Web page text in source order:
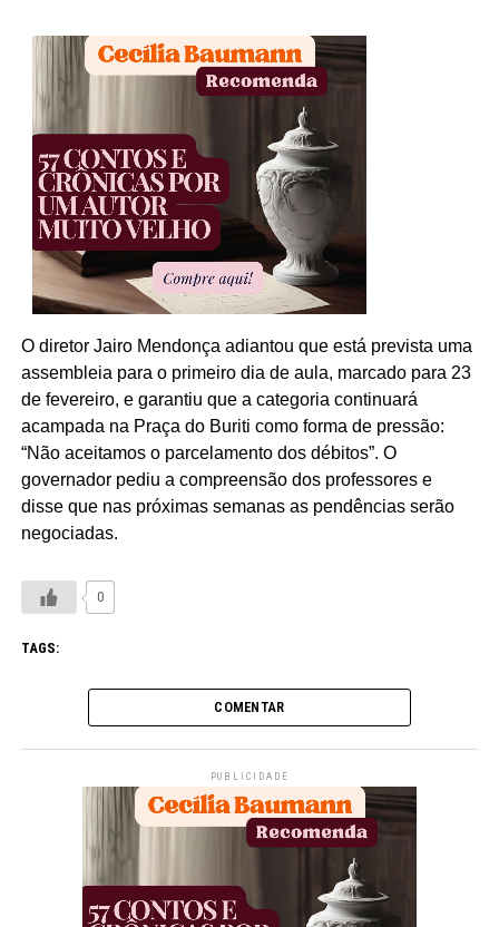
O diretor Jairo Mendonça adiantou que está prevista uma
assembleia para o primeiro dia de aula, marcado para 23
de fevereiro, e garantiu que a categoria continuará
acampada na Praça do Buriti como forma de pressão:
“Não aceitamos o parcelamento dos débitos”. O
governador pediu a compreensão dos professores e
disse que nas próximas semanas as pendências serão
negociadas.
0
TAGS:
COMENTAR
PUBLICIDADE